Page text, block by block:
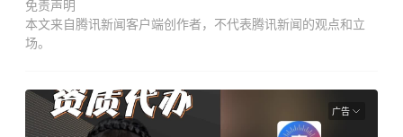
免责声明
本文来自腾讯新闻客户端创作者，不代表腾讯新闻的观点和立
场。
广告